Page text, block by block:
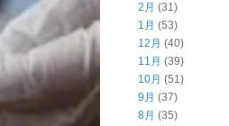
2月 (31)
1月 (53)
12月 (40)
11月 (39)
10月 (51)
9月 (37)
8月 (35)